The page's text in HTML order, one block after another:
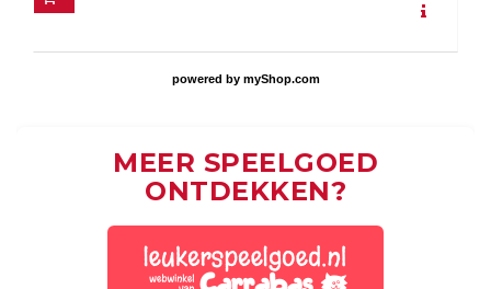
powered by myShop.com
MEER SPEELGOED
ONTDEKKEN?